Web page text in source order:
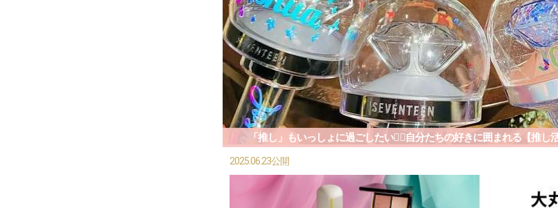
「推し」もいっしょに過ごしたい❤️‍🔥自分たちの好きに囲まれる【推
2025.06.23公開